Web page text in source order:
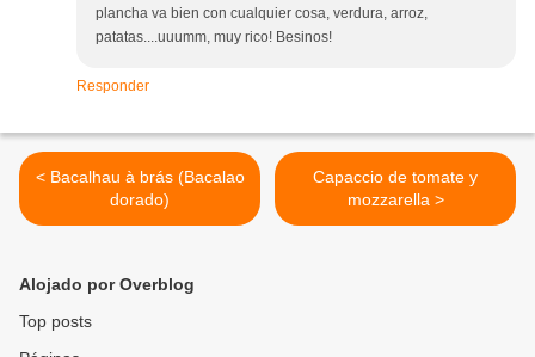
plancha va bien con cualquier cosa, verdura, arroz,
patatas....uuumm, muy rico! Besinos!
Responder
< Bacalhau à brás (Bacalao
dorado)
Capaccio de tomate y
mozzarella >
Alojado por Overblog
Top posts